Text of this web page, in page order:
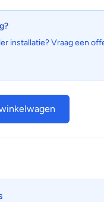
installatie? Vraag een